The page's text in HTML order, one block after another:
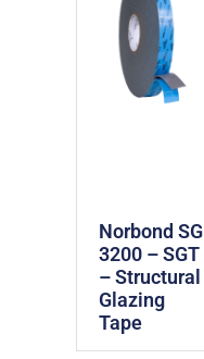
Norbond SG
3200 – SGT
– Structural
Glazing
Tape